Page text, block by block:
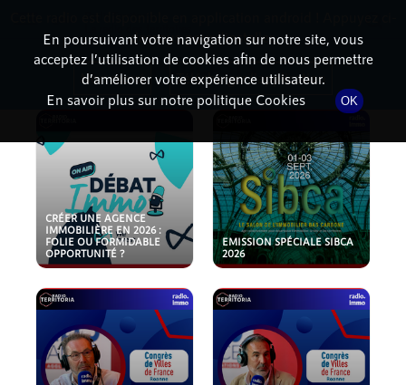
PODCASTS
CRÉER UNE AGENCE
IMMOBILIÈRE EN 2026 :
FOLIE OU FORMIDABLE
OPPORTUNITÉ ?
EMISSION SPÉCIALE SIBCA
2026
En poursuivant votre navigation sur notre site, vous
acceptez l’utilisation de cookies afin de nous permettre
d’améliorer votre expérience utilisateur.
En savoir plus sur notre politique Cookies
OK
dessous pour l'installer.
Non merci Télécharger l'application